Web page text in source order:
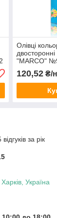
Олівці
"MARCO"
кольори)
120,52₴/
за рік
Україна